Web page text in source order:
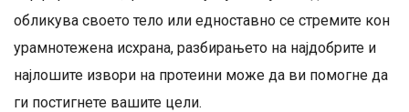
обликува своето тело или едноставно се стремите кон
урамнотежена исхрана, разбирањето на најдобрите и
најлошите извори на протеини може да ви помогне да
ги постигнете вашите цели.